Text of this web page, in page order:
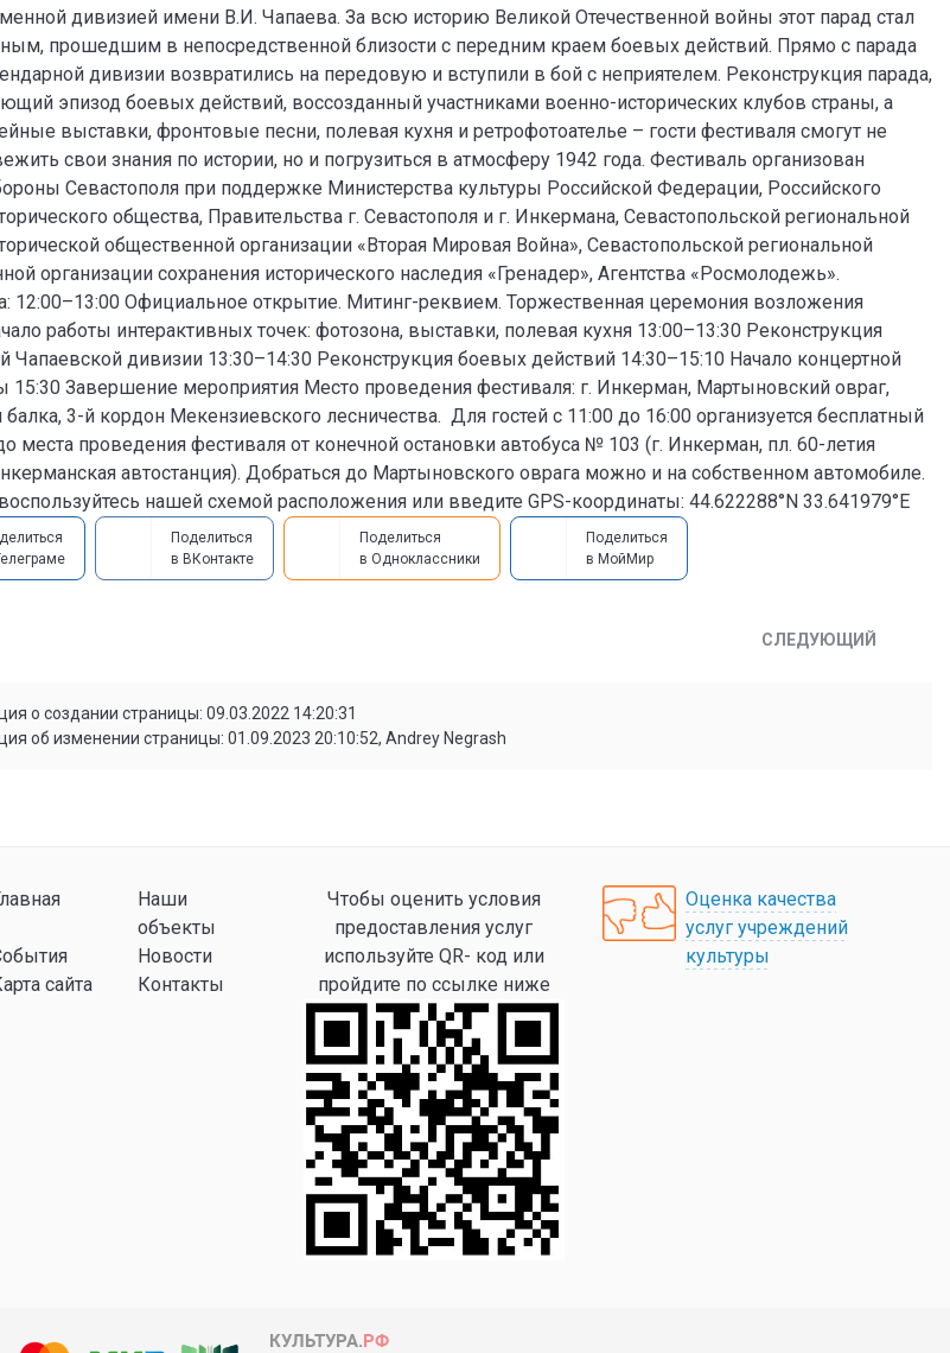
дивизией имени В.И. Чапаева. За всю историю Великой Отечественной войны этот парад стал
прошедшим в непосредственной близости с передним краем боевых действий. Прямо с парада
дивизии возвратились на передовую и вступили в бой с неприятелем. Реконструкция парада,
эпизод боевых действий, воссозданный участниками военно-исторических клубов страны, а
выставки, фронтовые песни, полевая кухня и ретрофотоателье – гости фестиваля смогут не
свои знания по истории, но и погрузиться в атмосферу 1942 года. Фестиваль организован
Севастополя при поддержке Министерства культуры Российской Федерации, Российского
общества, Правительства г. Севастополя и г. Инкермана, Севастопольской региональной
общественной организации «Вторая Мировая Война», Севастопольской региональной
организации сохранения исторического наследия «Гренадер», Агентства «Росмолодежь».
12:00–13:00 Официальное открытие. Митинг-реквием. Торжественная церемония возложения
работы интерактивных точек: фотозона, выставки, полевая кухня 13:00–13:30 Реконструкция
Чапаевской дивизии 13:30–14:30 Реконструкция боевых действий 14:30–15:10 Начало концертной
15:30 Завершение мероприятия Место проведения фестиваля: г. Инкерман, Мартыновский овраг,
балка, 3-й кордон Мекензиевского лесничества. Для гостей с 11:00 до 16:00 организуется бесплатный
места проведения фестиваля от конечной остановки автобуса № 103 (г. Инкерман, пл. 60-летия
автостанция). Добраться до Мартыновского оврага можно и на собственном автомобиле.
нашей схемой расположения или введите GPS-координаты: 44.622288°N 33.641979°E
Поделиться
в ВКонтакте
Поделиться
в Одноклассники
Поделиться
в МойМир
СЛЕДУЮЩИЙ
о создании страницы: 09.03.2022 14:20:31
об изменении страницы: 01.09.2023 20:10:52, Andrey Negrash
Наши
объекты
Новости
сайта
Контакты
Чтобы оценить условия
предоставления услуг
используйте QR- код или
пройдите по ссылке ниже
Оценка качества
услуг учреждений
культуры